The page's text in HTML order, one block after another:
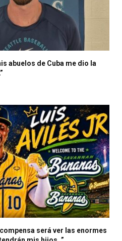
abuelos de Cuba me dio la
será ver las enormes